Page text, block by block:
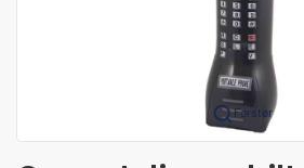
Forstør